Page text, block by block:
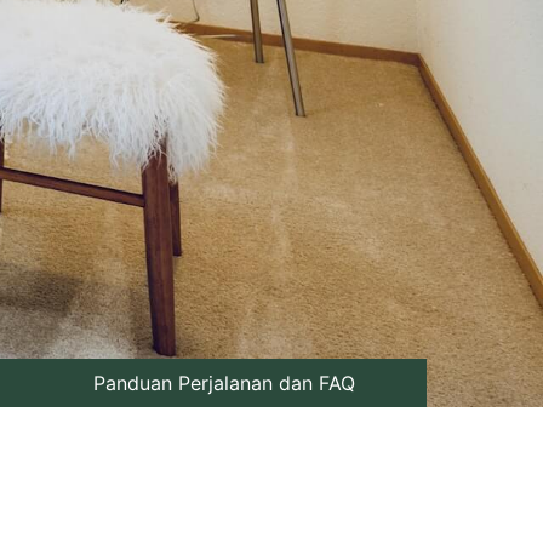
Panduan Perjalanan dan FAQ